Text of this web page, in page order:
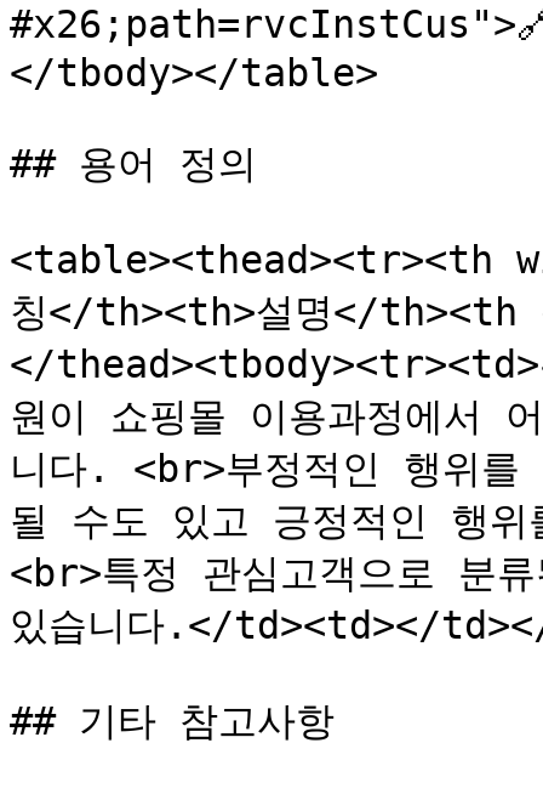
</tbody></table>
## 용어 정의
<table><thead><tr><th
칭</th><th>설명</
</thead><tbody><tr><td>
원이 쇼핑몰 이용과정에서
니다. <br>부정적인 행위를
될 수도 있고 긍정적인 행
<br>특정 관심고객으로 분
있습니다.</td><td></
## 기타 참고사항